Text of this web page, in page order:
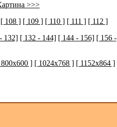
>>>
[ 108 ] [ 109 ] [ 110 ] [ 111 ] [ 112 ]
132] [ 132 - 144] [ 144 - 156] [ 156 -
] [ 1024x768 ] [ 1152x864 ]